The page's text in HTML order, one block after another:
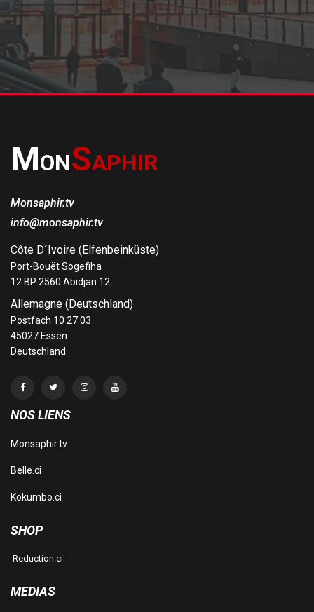
MONSAPHIR
Monsaphir.tv
info@monsaphir.tv
Côte D´Ivoire (Elfenbeinküste)
Port-Bouët Sogefiha
12 BP 2560 Abidjan 12
Allemagne (Deutschland)
Postfach 10 27 03
45027 Essen
Deutschland
NOS LIENS
Monsaphir.tv
Belle.ci
Kokumbo.ci
SHOP
Reduction.ci
MEDIAS